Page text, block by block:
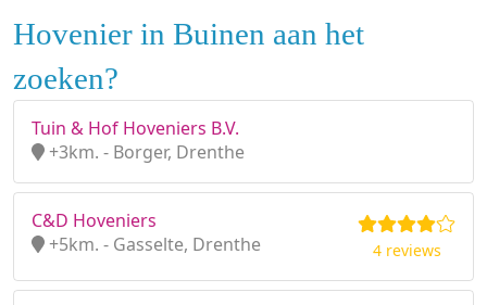
Hovenier in Buinen aan het
zoeken?
Tuin & Hof Hoveniers B.V.
+3km. - Borger, Drenthe
C&D Hoveniers
+5km. - Gasselte, Drenthe
4 reviews